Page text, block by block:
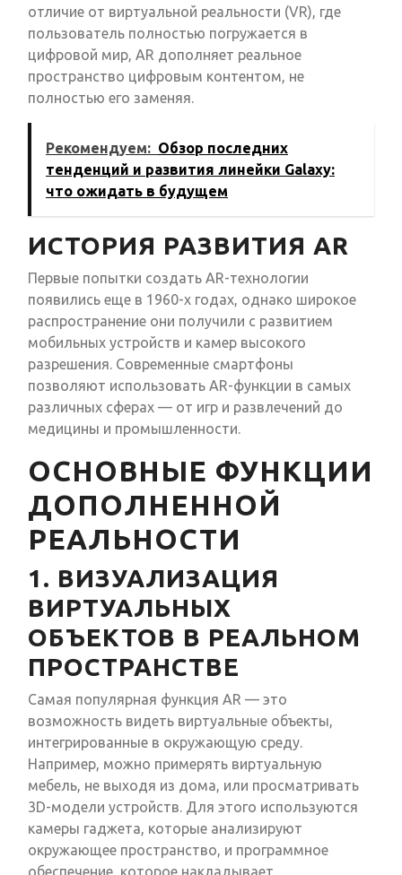
отличие от виртуальной реальности (VR), где
пользователь полностью погружается в
цифровой мир, AR дополняет реальное
пространство цифровым контентом, не
полностью его заменяя.
Рекомендуем: Обзор последних
тенденций и развития линейки Galaxy:
что ожидать в будущем
ИСТОРИЯ РАЗВИТИЯ AR
Первые попытки создать AR-технологии
появились еще в 1960-х годах, однако широкое
распространение они получили с развитием
мобильных устройств и камер высокого
разрешения. Современные смартфоны
позволяют использовать AR-функции в самых
различных сферах — от игр и развлечений до
медицины и промышленности.
ОСНОВНЫЕ ФУНКЦИИ
ДОПОЛНЕННОЙ
РЕАЛЬНОСТИ
1. ВИЗУАЛИЗАЦИЯ
ВИРТУАЛЬНЫХ
ОБЪЕКТОВ В РЕАЛЬНОМ
ПРОСТРАНСТВЕ
Самая популярная функция AR — это
возможность видеть виртуальные объекты,
интегрированные в окружающую среду.
Например, можно примерять виртуальную
мебель, не выходя из дома, или просматривать
3D-модели устройств. Для этого используются
камеры гаджета, которые анализируют
окружающее пространство, и программное
обеспечение, которое накладывает